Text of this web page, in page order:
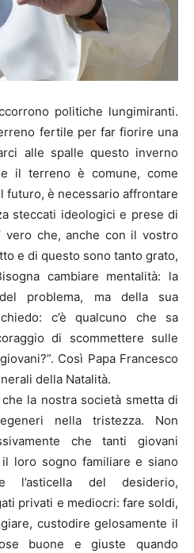
politiche lungimiranti.
fertile per far fiorire una
alle spalle questo inverno
il terreno è comune, come
futuro, è necessario affrontare
steccati ideologici e prese di
vero che, anche con il vostro
e di questo sono tanto grato,
cambiare mentalità: la
problema, ma della sua
c’è qualcuno che sa
di scommettere sulle
Così Papa Francesco
della Natalità.
la nostra società smetta di
nella tristezza. Non
che tanti giovani
loro sogno familiare e siano
l’asticella del desiderio,
privati e mediocri: fare soldi,
custodire gelosamente il
buone e giuste quando